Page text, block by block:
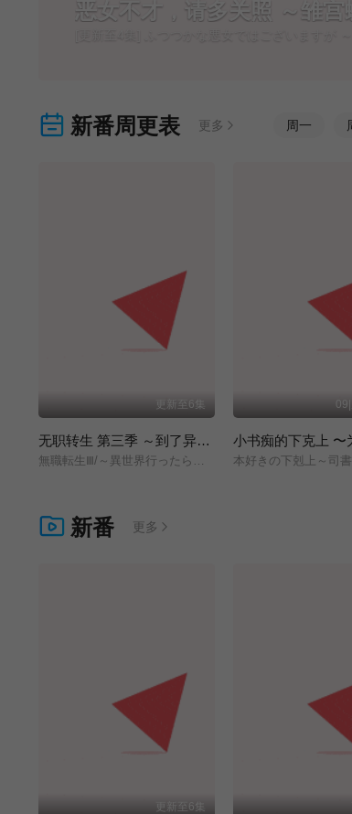
恶女不才，请多关照 ～雏宫
新番周更表 更多 周一
更新至6集
无职转生 第三季 ～到了异世界就拿出真本事～
無職転生Ⅲ/～異世界行ったら本気だす～/
新番 更多
更新至6集